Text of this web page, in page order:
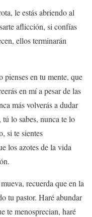
le estás abriendo al
aflicción, si confías
ellos terminarán
en tu mente, que
en mí a pesar de las
más volverás a dudar
lo sabes, nunca te lo
si te sientes
los azotes de la vida
recuerda que en la
tu pastor. Haré abundar
te menosprecian, haré